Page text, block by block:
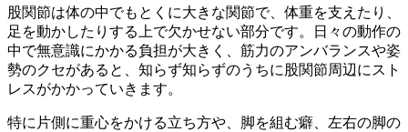
股関節は体の中でもとくに大きな関節で、体重を支えたり、
足を動かしたりする上で欠かせない部分です。日々の動作の
中で無意識にかかる負担が大きく、筋力のアンバランスや姿
勢のクセがあると、知らず知らずのうちに股関節周辺にスト
レスがかかっていきます。
特に片側に重心をかける立ち方や、脚を組む癖、左右の脚の